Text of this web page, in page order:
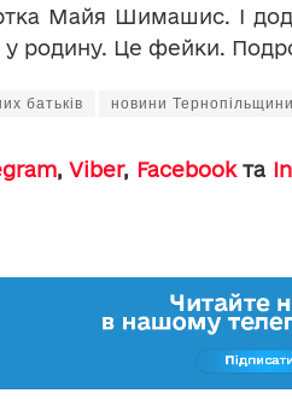
Майя Шимашис. І
у родину. Це фейки.
батьків новини Тернопільщини
,Viber, Facebookта